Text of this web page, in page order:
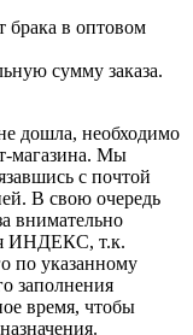
в оптовом
сумму заказа.
дошла, необходимо
магазина. Мы
с почтой
В свою очередь
внимательно
ИНДЕКС, т.к.
по указанному
заполнения
время, чтобы